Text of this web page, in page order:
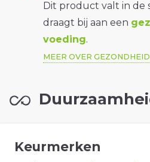
Dit product valt in de
draagt bij aan een
voeding.
MEER OVER
Keurmerken